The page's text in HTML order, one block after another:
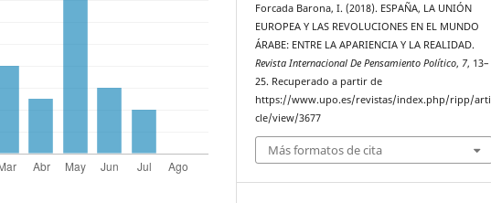
Forcada Barona, I. (2018). ESPAÑA, LA UNIÓN
EUROPEA Y LAS REVOLUCIONES EN EL MUNDO
ÁRABE: ENTRE LA APARIENCIA Y LA REALIDAD.
Revista Internacional De Pensamiento Político, 7, 13–
25. Recuperado a partir de
https://www.upo.es/revistas/index.php/ripp/arti
cle/view/3677
Más formatos de cita